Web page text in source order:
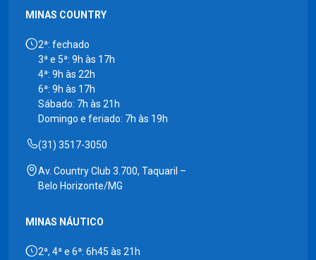
MINAS COUNTRY
2ª: fechado
3ª e 5ª: 9h às 17h
4ª: 9h às 22h
6ª: 9h às 17h
Sábado: 7h às 21h
Domingo e feriado: 7h às 19h
(31) 3517-3050
Av. Country Club 3.700, Taquaril –
Belo Horizonte/MG
MINAS NÁUTICO
2ª, 4ª e 6ª: 6h45 às 21h